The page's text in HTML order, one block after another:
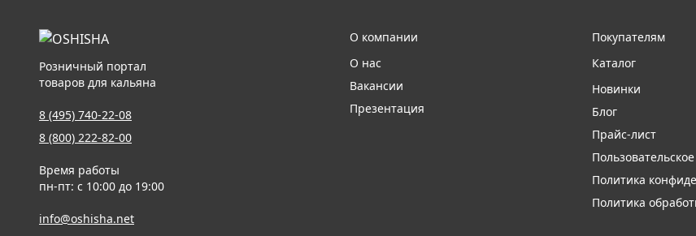
Розничный портал
товаров для кальяна
8 (495) 740-22-08
8 (800) 222-82-00
Время работы
пн-пт: с 10:00 до 19:00
info@oshisha.net
О компании
О нас
Вакансии
Презентация
Покупателям
Каталог
Новинки
Блог
Прайс-лист
Политика
Политика